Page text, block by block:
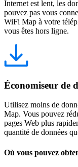
Internet est lent, les
pouvez pas vous
WiFi Map à votre
vous êtes hors ligne.
Économiseur de
Utilisez moins de
Map. Vous pouvez
pages Web plus
quantité de données
Où vous pouvez